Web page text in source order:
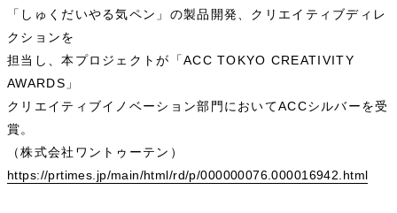
「しゅくだいやる気ペン」の製品開発、クリエイティブディレ
クションを
担当し、本プロジェクトが「ACC TOKYO CREATIVITY
AWARDS」
クリエイティブイノベーション部門においてACCシルバーを受
賞。
（株式会社ワントゥーテン）
https://prtimes.jp/main/html/rd/p/000000076.000016942.html